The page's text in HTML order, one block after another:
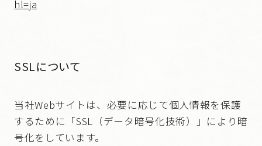
hl=ja
SSLについて
当社Webサイトは、必要に応じて個人情報を保護
するために「SSL（データ暗号化技術）」により暗
号化をしています。